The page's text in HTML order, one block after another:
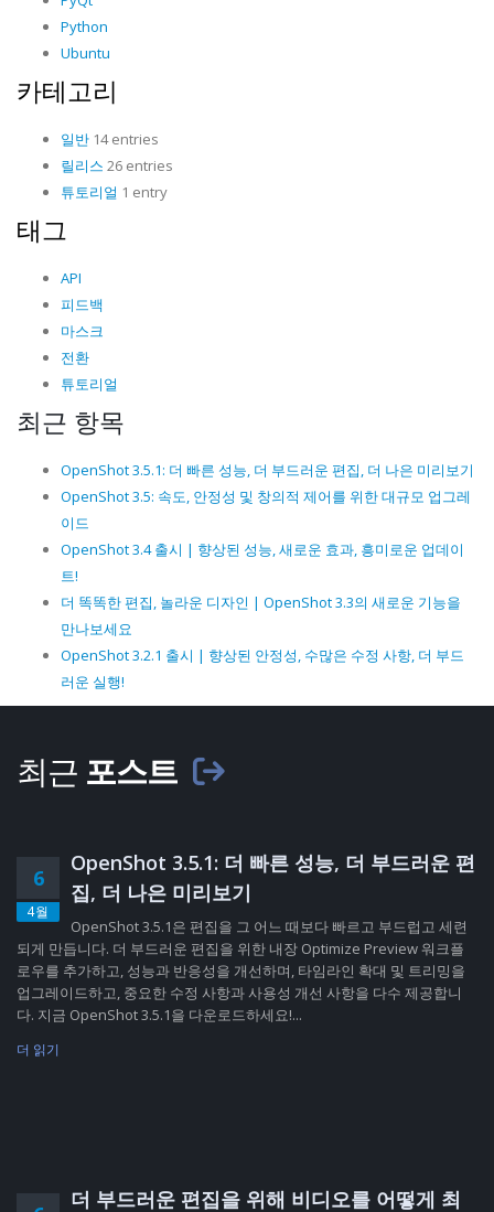
Python
Ubuntu
카테고리
일반 14 entries
릴리스 26 entries
튜토리얼 1 entry
태그
API
피드백
마스크
전환
튜토리얼
최근 항목
OpenShot 3.5.1: 더 빠른 성능, 더 부드러운 편집, 더 나은 미리보기
OpenShot 3.5: 속도, 안정성 및 창의적 제어를 위한 대규모 업그레
이드
OpenShot 3.4 출시 | 향상된 성능, 새로운 효과, 흥미로운 업데이
트!
더 똑똑한 편집, 놀라운 디자인 | OpenShot 3.3의 새로운 기능을
만나보세요
OpenShot 3.2.1 출시 | 향상된 안정성, 수많은 수정 사항, 더 부드
러운 실행!
최근 포스트
6
4월
OpenShot 3.5.1: 더 빠른 성능, 더 부드러운 편
집, 더 나은 미리보기
OpenShot 3.5.1은 편집을 그 어느 때보다 빠르고 부드럽고 세련
되게 만듭니다. 더 부드러운 편집을 위한 내장 Optimize Preview 워크플
로우를 추가하고, 성능과 반응성을 개선하며, 타임라인 확대 및 트리밍을
업그레이드하고, 중요한 수정 사항과 사용성 개선 사항을 다수 제공합니
다. 지금 OpenShot 3.5.1을 다운로드하세요!...
더 읽기
더 부드러운 편집을 위해 비디오를 어떻게 최